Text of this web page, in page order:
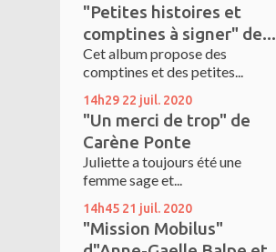
"Petites histoires et
comptines à signer" de...
Cet album propose des
comptines et des petites...
14h29 22 juil. 2020
"Un merci de trop" de
Carène Ponte
Juliette a toujours été une
femme sage et...
14h45 21 juil. 2020
"Mission Mobilus"